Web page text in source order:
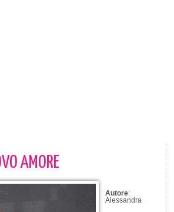
AMORE
Autore:
Alessandra